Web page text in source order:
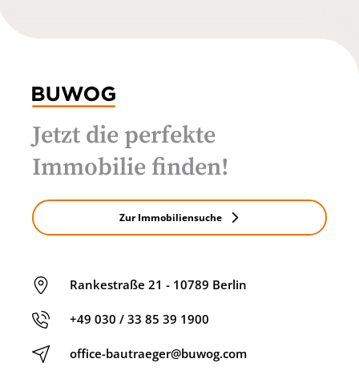
Rankestraße 21 - 10789 Berlin
+49 030 / 33 85 39 1900
office-bautraeger@buwog.com
Jetzt die perfekte
Immobilie finden!
Zur Immobiliensuche